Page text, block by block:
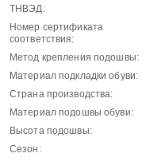
ТНВЭД:
Номер сертификата
соответствия:
Метод крепления подошвы:
Материал подкладки обуви:
Страна производства:
Материал подошвы обуви:
Высота подошвы:
Сезон: